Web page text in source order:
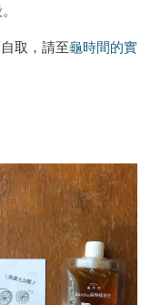
取，請至龜時間的實